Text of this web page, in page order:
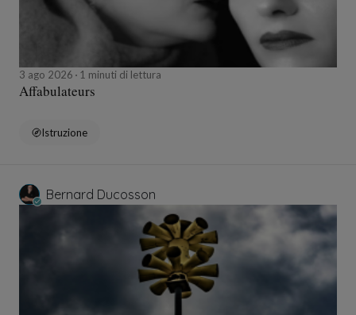
3 ago 2026 1 minuti di lettura
Affabulateurs
Istruzione
Bernard Ducosson